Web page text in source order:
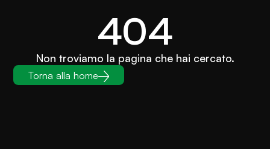
404
Non troviamo la pagina che hai cercato.
Torna alla home